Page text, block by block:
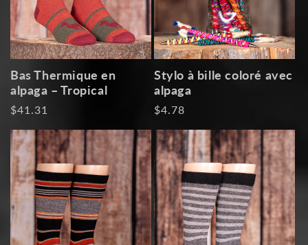
Bas Thermique en
alpaga – Tropical
Prix
$41.31
Stylo à bille coloré avec
alpaga
Prix
$4.78